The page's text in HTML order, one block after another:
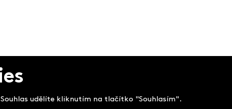
udělíte kliknutím na tlačítko "Souhlasím".